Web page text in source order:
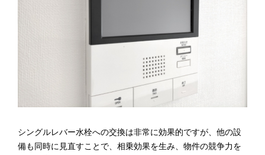
シングルレバー水栓への交換は非常に効果的ですが、他の設
備も同時に見直すことで、相乗効果を生み、物件の競争力を